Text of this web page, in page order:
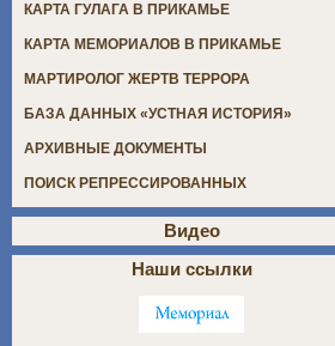
КАРТА ГУЛАГА В ПРИКАМЬЕ
КАРТА МЕМОРИАЛОВ В ПРИКАМЬЕ
МАРТИРОЛОГ ЖЕРТВ ТЕРРОРА
БАЗА ДАННЫХ «УСТНАЯ ИСТОРИЯ»
АРХИВНЫЕ ДОКУМЕНТЫ
ПОИСК РЕПРЕССИРОВАННЫХ
Видео
Наши ссылки